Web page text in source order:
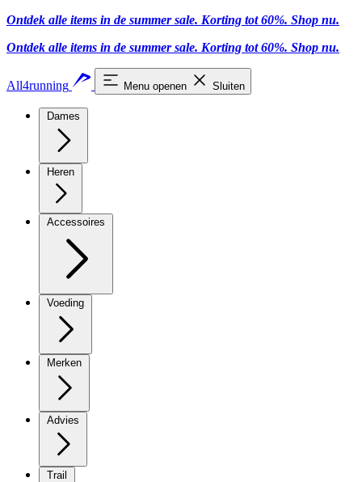
Ontdek alle items in de summer sale. Korting tot 60%. Shop nu.
Ontdek alle items in de summer sale. Korting tot 60%. Shop nu.
All4running Menu openen Sluiten
Dames
Heren
Accessoires
Voeding
Merken
Advies
Trail